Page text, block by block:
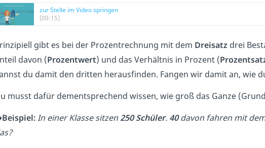
zur Stelle im Video springen
(00:15)
gibt es bei der Prozentrechnung mit dem Dreisatz drei
davon (Prozentwert) und das Verhältnis in Prozent (
du damit den dritten herausfinden. Fangen wir damit an, wie
musst dafür dementsprechend wissen, wie groß das Ganze
In einer Klasse sitzen250 Schüler. 40davon fahren mit